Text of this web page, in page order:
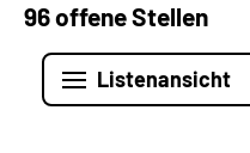
96 offene Stellen
Listenansicht